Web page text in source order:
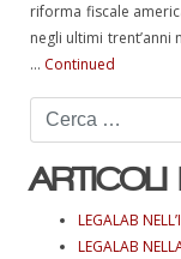
riforma fiscale
negli ultimi
… Continued
Ricerca
per:
ARTICOLI
LEGALAB
LEGALAB